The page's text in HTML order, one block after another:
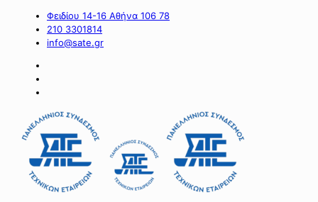
Φειδίου 14-16 Αθήνα 106 78
210 3301814
info@sate.gr